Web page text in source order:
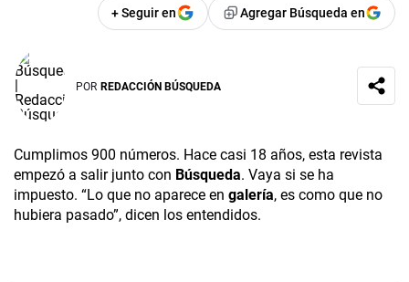
+ Seguir en Agregar Búsqueda en
POR REDACCIÓN BÚSQUEDA
Cumplimos 900 números. Hace casi 18 años, esta revista
empezó a salir junto con Búsqueda. Vaya si se ha
impuesto. “Lo que no aparece en galería, es como que no
hubiera pasado”, dicen los entendidos.